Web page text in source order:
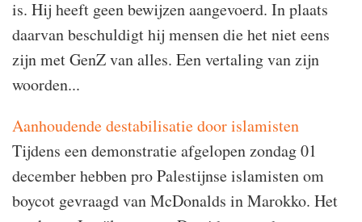
is. Hij heeft geen bewijzen aangevoerd. In plaats
daarvan beschuldigt hij mensen die het niet eens
zijn met GenZ van alles. Een vertaling van zijn
woorden...
Aanhoudende destabilisatie door islamisten
Tijdens een demonstratie afgelopen zondag 01
december hebben pro Palestijnse islamisten om
boycot gevraagd van McDonalds in Marokko. Het